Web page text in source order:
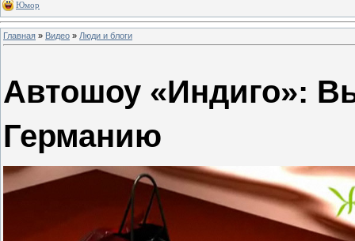
Юмор
Главная » Видео » Люди и блоги
Автошоу «Индиго»:
Германию